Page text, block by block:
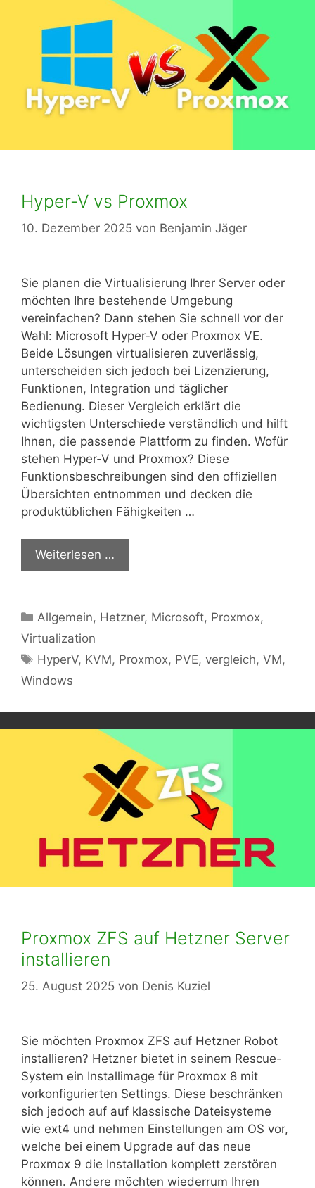
Hyper-V vs Proxmox
10. Dezember 2025 von Benjamin Jäger
Sie planen die Virtualisierung Ihrer Server oder
möchten Ihre bestehende Umgebung
vereinfachen? Dann stehen Sie schnell vor der
Wahl: Microsoft Hyper‑V oder Proxmox VE.
Beide Lösungen virtualisieren zuverlässig,
unterscheiden sich jedoch bei Lizenzierung,
Funktionen, Integration und täglicher
Bedienung. Dieser Vergleich erklärt die
wichtigsten Unterschiede verständlich und hilft
Ihnen, die passende Plattform zu finden. Wofür
stehen Hyper‑V und Proxmox? Diese
Funktionsbeschreibungen sind den offiziellen
Übersichten entnommen und decken die
produktüblichen Fähigkeiten …
Weiterlesen …
Kategorien
Allgemein, Hetzner, Microsoft, Proxmox,
Virtualization
Schlagwörter
HyperV, KVM, Proxmox, PVE, vergleich,VM,
Windows
Proxmox ZFS auf Hetzner Server
installieren
25. August 2025 von Denis Kuziel
Sie möchten Proxmox ZFS auf Hetzner Robot
installieren? Hetzner bietet in seinem Rescue-
System ein Installimage für Proxmox 8 mit
vorkonfigurierten Settings. Diese beschränken
sich jedoch auf auf klassische Dateisysteme
wie ext4 und nehmen Einstellungen am OS vor,
welche bei einem Upgrade auf das neue
Proxmox 9 die Installation komplett zerstören
können. Andere möchten wiederrum Ihren